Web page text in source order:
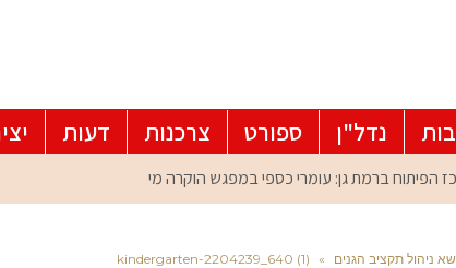
נדל"ן ספורט צרכנות דעות
ניהול תקציב הגנים »
kindergarten-2204239_640 (1)